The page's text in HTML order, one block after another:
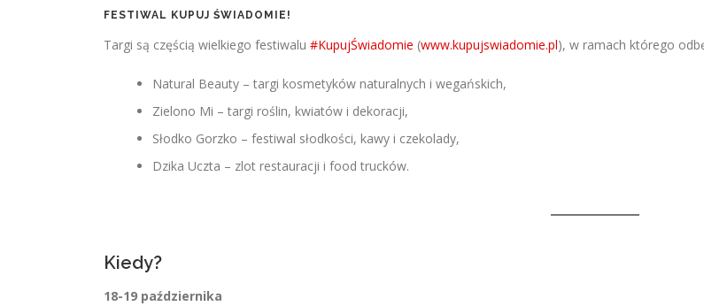
FESTIWAL KUPUJ ŚWIADOMIE!
Targi są częścią wielkiego festiwalu #KupujŚwiadomie (www.kupujswiadomie.pl), w ramach którego
Natural Beauty – targi kosmetyków naturalnych i wegańskich,
Zielono Mi – targi roślin, kwiatów i dekoracji,
Słodko Gorzko – festiwal słodkości, kawy i czekolady,
Dzika Uczta – zlot restauracji i food trucków.
Kiedy?
18-19 października